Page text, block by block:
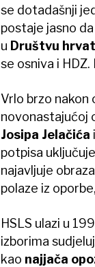
se dotadašnji
postaje jasno
u Društvu
se osniva i
Vrlo brzo nakon
novonastajućoj
Josipa Jelačića
potpisa
najavljuje
polaze iz
HSLS ulazi u
izborima
kao najjača